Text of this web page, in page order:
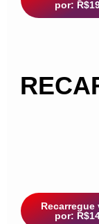
por:
Recarregue
por: